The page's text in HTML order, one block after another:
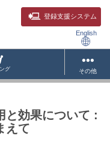
登録支援システム
English
グ その他
と効果について :
えて